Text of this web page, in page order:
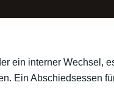
ein interner Wechsel,
Ein Abschiedsessen